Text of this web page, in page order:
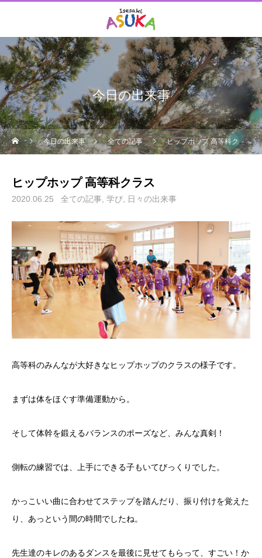
今日の出来事
今日の出来事 全ての記事 ヒップホップ 高等科クラス
ヒップホップ 高等科クラス
2020.06.25 全ての記事 学び 日々の出来事
高等科のみんなが大好きなヒップホップのクラスの様子です。
まずは体をほぐす準備運動から。
そして体幹を鍛えるバランスのポーズなど、みんな真剣！
側転の練習では、上手にできる子もいてびっくりでした。
かっこいい曲に合わせてステップを踏んだり、振り付けを覚えた
り、あっという間の時間でしたね。
先生達のキレのあるダンスを最後に見せてもらって、すごい！か